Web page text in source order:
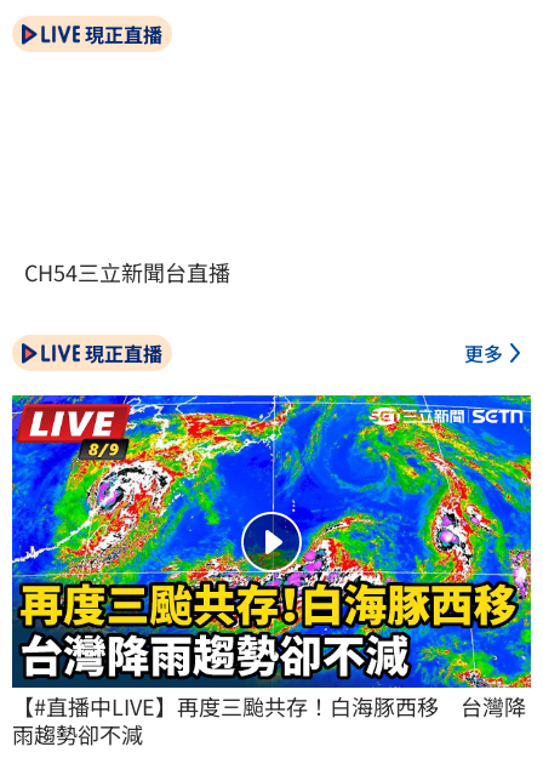
現正直播
CH54三立新聞台直播
現正直播 更多
【#直播中LIVE】再度三颱共存！白海豚西移　台灣降
雨趨勢卻不減